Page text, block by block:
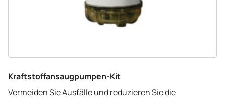
Kraftstoffansaugpumpen-Kit
Vermeiden Sie Ausfälle und reduzieren Sie die